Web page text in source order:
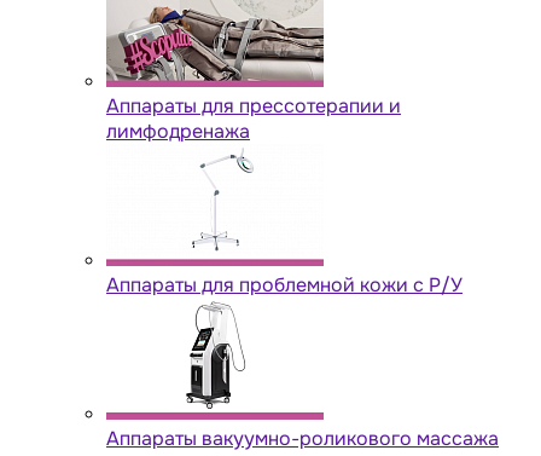
Аппараты для прессотерапии и
лимфодренажа
Аппараты для проблемной кожи с Р/У
Аппараты вакуумно-роликового массажа